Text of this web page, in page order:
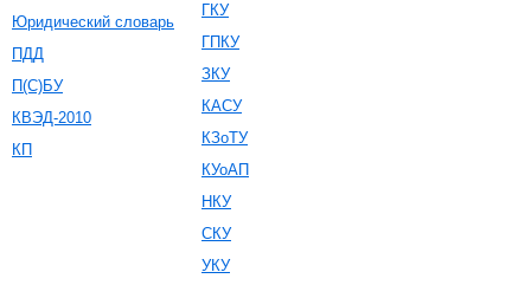
Юридический словарь
ПДД
П(С)БУ
КВЭД-2010
КП
ГКУ
ГПКУ
ЗКУ
КАСУ
КЗоТУ
КУоАП
НКУ
СКУ
УКУ